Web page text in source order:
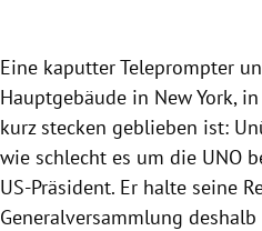
Eine kaputter Teleprompter
Hauptgebäude in New York,
kurz stecken geblieben ist:
wie schlecht es um die UNO
US-Präsident. Er halte seine
Generalversammlung